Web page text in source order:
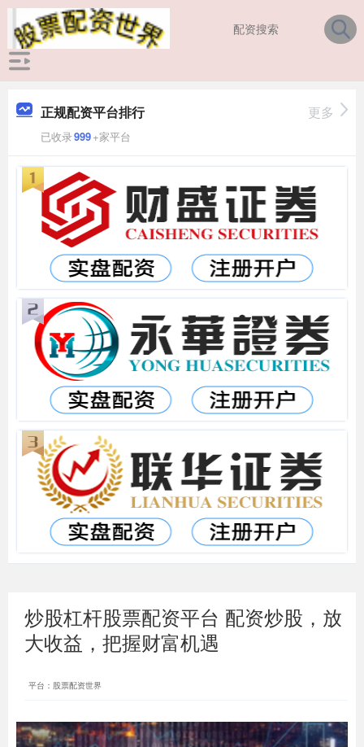
正规配资平台排行
已收录999+家平台
更多
炒股杠杆股票配资平台 配资炒股，放
大收益，把握财富机遇
平台：股票配资世界